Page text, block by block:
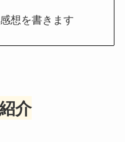
想を書きます
介